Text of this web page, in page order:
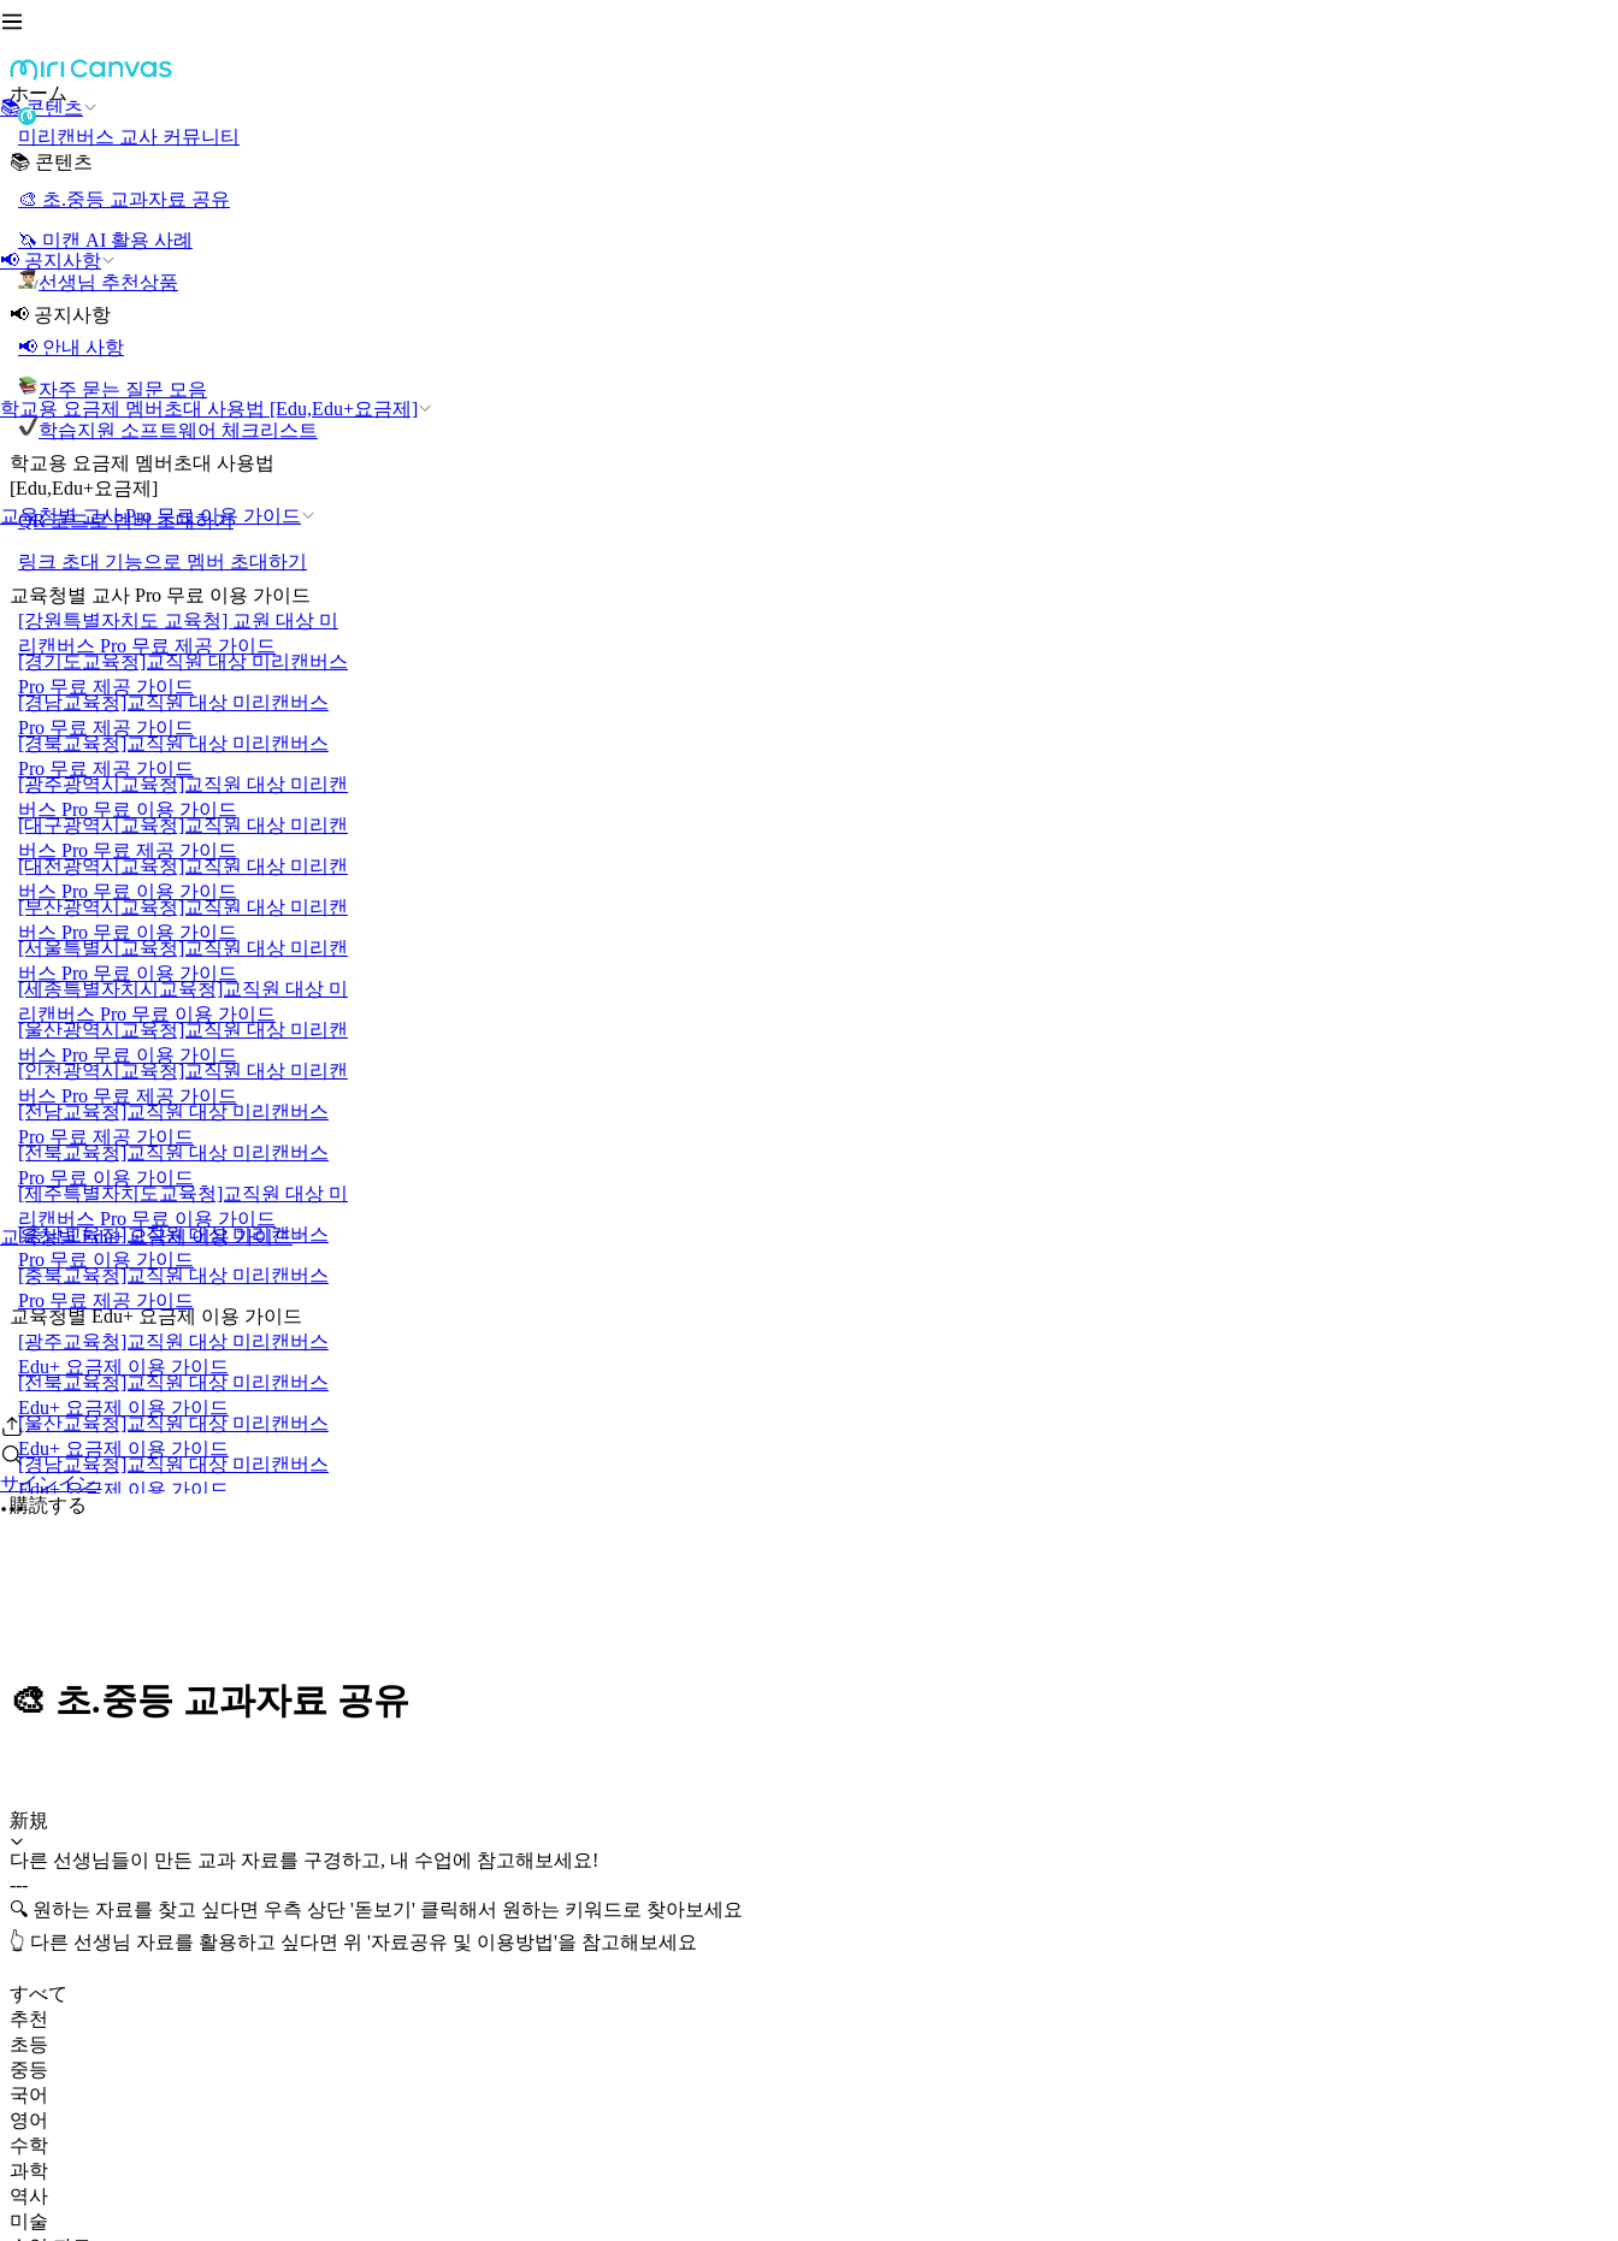
📚 콘텐츠
📢 공지사항
학교용 요금제 멤버초대 사용법 [Edu,Edu+요금제]
교육청별 교사 Pro 무료 이용 가이드
교육청별 Edu+ 요금제 이용 가이드
サインイン
ホーム
미리캔버스 교사 커뮤니티
📚 콘텐츠
🎨 초.중등 교과자료 공유
🦄 미캔 AI 활용 사례
선생님 추천상품
📢 공지사항
📢 안내 사항
자주 묻는 질문 모음
학습지원 소프트웨어 체크리스트
학교용 요금제 멤버초대 사용법
[Edu,Edu+요금제]
QR 코드로 멤버 초대하기
링크 초대 기능으로 멤버 초대하기
교육청별 교사 Pro 무료 이용 가이드
[강원특별자치도 교육청] 교원 대상 미
리캔버스 Pro 무료 제공 가이드
[경기도교육청]교직원 대상 미리캔버스
Pro 무료 제공 가이드
[경남교육청]교직원 대상 미리캔버스
Pro 무료 제공 가이드
[경북교육청]교직원 대상 미리캔버스
Pro 무료 제공 가이드
[광주광역시교육청]교직원 대상 미리캔
버스 Pro 무료 이용 가이드
[대구광역시교육청]교직원 대상 미리캔
버스 Pro 무료 제공 가이드
[대전광역시교육청]교직원 대상 미리캔
버스 Pro 무료 이용 가이드
[부산광역시교육청]교직원 대상 미리캔
버스 Pro 무료 이용 가이드
[서울특별시교육청]교직원 대상 미리캔
버스 Pro 무료 이용 가이드
[세종특별자치시교육청]교직원 대상 미
리캔버스 Pro 무료 이용 가이드
[울산광역시교육청]교직원 대상 미리캔
버스 Pro 무료 이용 가이드
[인천광역시교육청]교직원 대상 미리캔
버스 Pro 무료 제공 가이드
[전남교육청]교직원 대상 미리캔버스
Pro 무료 제공 가이드
[전북교육청]교직원 대상 미리캔버스
Pro 무료 이용 가이드
[제주특별자치도교육청]교직원 대상 미
리캔버스 Pro 무료 이용 가이드
[충남교육청]교직원 대상 미리캔버스
Pro 무료 이용 가이드
[충북교육청]교직원 대상 미리캔버스
Pro 무료 제공 가이드
교육청별 Edu+ 요금제 이용 가이드
[광주교육청]교직원 대상 미리캔버스
Edu+ 요금제 이용 가이드
[전북교육청]교직원 대상 미리캔버스
Edu+ 요금제 이용 가이드
[울산교육청]교직원 대상 미리캔버스
Edu+ 요금제 이용 가이드
[경남교육청]교직원 대상 미리캔버스
Edu+ 요금제 이용 가이드
購読する
🎨 초.중등 교과자료 공유
新規
다른 선생님들이 만든 교과 자료를 구경하고, 내 수업에 참고해보세요!
---
🔍 원하는 자료를 찾고 싶다면 우측 상단 '돋보기' 클릭해서 원하는 키워드로 찾아보세요
👆 다른 선생님 자료를 활용하고 싶다면 위 '자료공유 및 이용방법'을 참고해보세요
すべて
추천
초등
중등
국어
영어
수학
과학
역사
미술